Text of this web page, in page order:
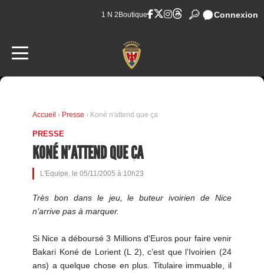
1 N 2 Boutique Connexion
Accueil › Presse › Koné n'attend que ça
PRESSE
KONÉ N'ATTEND QUE ÇA
L'Equipe, le 05/11/2005 à 10h23
Très bon dans le jeu, le buteur ivoirien de Nice
n’arrive pas à marquer.
Si Nice a déboursé 3 Millions d'Euros pour faire venir
Bakari Koné de Lorient (L 2), c’est que l’Ivoirien (24
ans) a quelque chose en plus. Titulaire immuable, il